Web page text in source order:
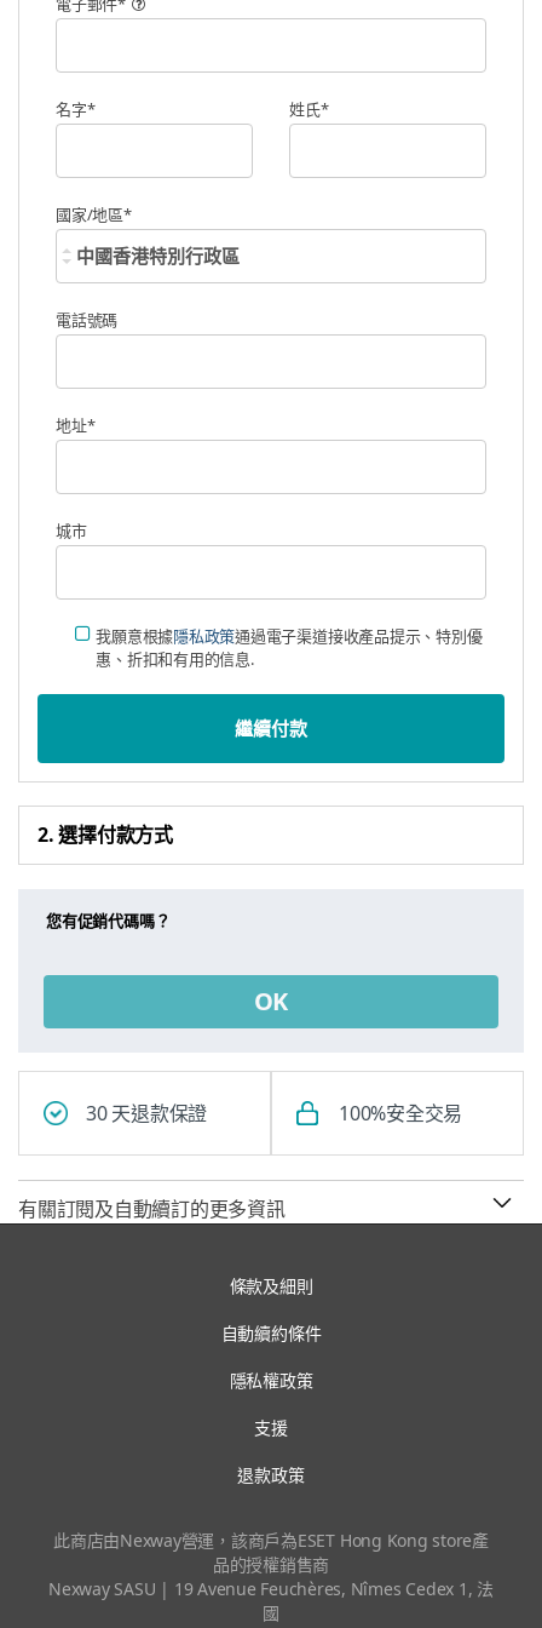
名字* 姓氏*
國家/地區*
電話號碼
地址*
城市
我願意根據隱私政策通過電子渠道接收產品提示、特別優
惠、折扣和有用的信息.
繼續付款
2. 選擇付款方式
您有促銷代碼嗎？
OK
30 天退款保證 100%安全交易
有關訂閱及自動續訂的更多資訊
條款及細則
自動續約條件
隱私權政策
支援
退款政策
此商店由Nexway營運，該商戶為ESET Hong Kong store產
品的授權銷售商
Nexway SASU | 19 Avenue Feuchères, Nîmes Cedex 1 , 法
國